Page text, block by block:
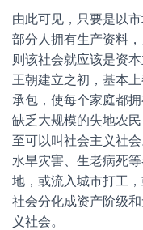
由此可见，只要是以
部分人拥有生产资料
则该社会就应该是资
王朝建立之初，基本
承包，使每个家庭都
缺乏大规模的失地农
至可以叫社会主义社
水旱灾害、生老病死
地，或流入城市打工
社会分化成资产阶级
义社会。